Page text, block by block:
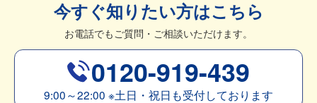
今すぐ知りたい方はこちら
お電話でもご質問・ご相談いただけます。
0120-919-439
9:00～22:00 ※土日・祝日も受付しております